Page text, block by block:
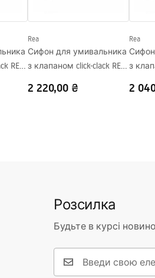
Ні
REA
Rea
Сифон для умивальника
з клапаном click-clack REA
2 220,00 ₴
Rea
з
2
Розсилка
Будьте в курсі